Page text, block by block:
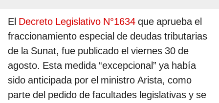
El Decreto Legislativo N°1634 que aprueba el
fraccionamiento especial de deudas tributarias
de la Sunat, fue publicado el viernes 30 de
agosto. Esta medida “excepcional” ya había
sido anticipada por el ministro Arista, como
parte del pedido de facultades legislativas y se